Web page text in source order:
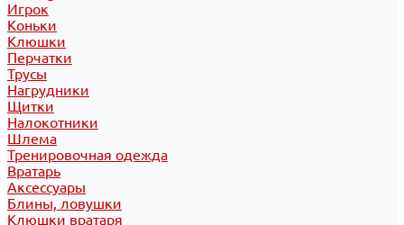
Игрок
Коньки
Клюшки
Перчатки
Трусы
Нагрудники
Щитки
Налокотники
Шлема
Тренировочная одежда
Вратарь
Аксессуары
Блины, ловушки
Клюшки вратаря